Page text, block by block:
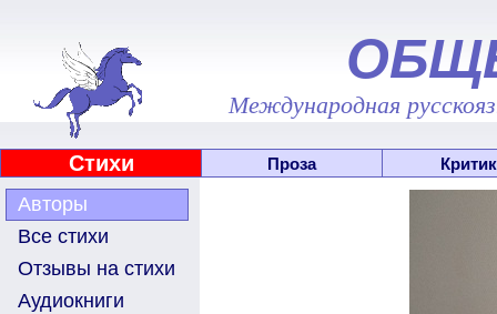
Международная
Стихи Проза
Авторы
Все стихи
Отзывы на стихи
Аудиокниги